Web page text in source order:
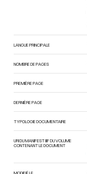
LANGUE PRINCIPALE
NOMBRE DE PAGES
PREMIÈRE PAGE
DERNIÈRE PAGE
TYPOLOGIE DOCUMENTAIRE
URI DU MANIFEST IIIF DU VOLUME
CONTENANT LE DOCUMENT
MODIFIÉ LE